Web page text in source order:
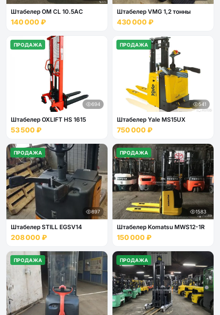
Штабелер OM CL 10.5АС
140 000 ₽
Штабелер VMG 1,2 тонны
430 000 ₽
ПРОДАЖА
694
Штабелер OXLIFT HS 1615
53 500 ₽
ПРОДАЖА
541
Штабелер Yale МS15UХ
750 000 ₽
ПРОДАЖА
897
Штабелер STILL EGSV14
208 000 ₽
ПРОДАЖА
1583
Штабелер Komatsu MWS12-1R
150 000 ₽
ПРОДАЖА ПРОДАЖА